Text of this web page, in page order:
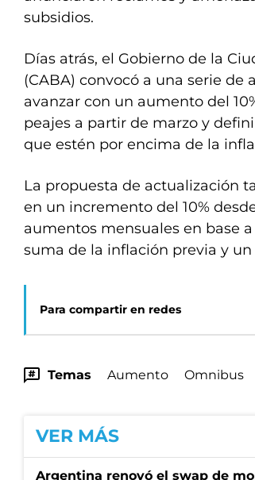
subsidios.
Días atrás, el Gobierno de la
(CABA) convocó a una serie
avanzar con un aumento del
peajes a partir de marzo y
que estén por encima de la
La propuesta de actualización
en un incremento del 10%
aumentos mensuales en base
suma de la inflación previa y un
Para compartir en redes
Temas Aumento Omnibus
VER MÁS
Argentina renovó el swap de